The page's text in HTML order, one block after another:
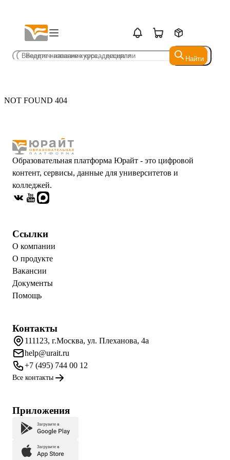
Найти
Найти
NOT FOUND 404
Образовательная платформа Юрайт - это цифровой
контент, сервисы, данные для университетов и
колледжей.
Ссылки
О компании
О продукте
Вакансии
Документы
Помощь
Контакты
111123, г.Москва, ул. Плеханова, 4а
help@urait.ru
+7 (495) 744 00 12
Все контакты
Приложения